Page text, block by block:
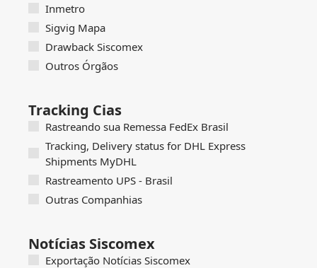
Inmetro
Sigvig Mapa
Drawback Siscomex
Outros Órgãos
Tracking Cias
Rastreando sua Remessa FedEx Brasil
Tracking, Delivery status for DHL Express
Shipments MyDHL
Rastreamento UPS - Brasil
Outras Companhias
Notícias Siscomex
Exportação Notícias Siscomex